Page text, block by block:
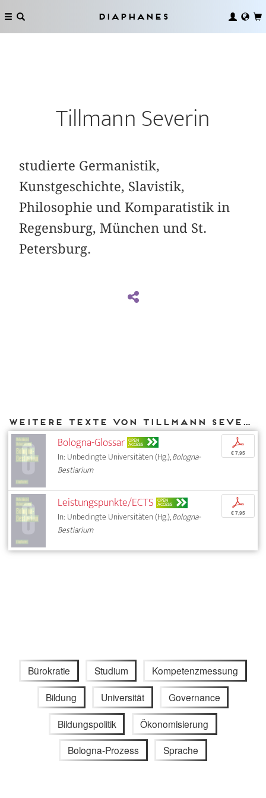
Diaphanes
Tillmann Severin
studierte Germanistik,
Kunstgeschichte, Slavistik,
Philosophie und Komparatistik in
Regensburg, München und St.
Petersburg.
Weitere Texte von Tillmann Severin bei DIAPHANES
Bologna-Glossar OPEN
ACCESS
In: Unbedingte Universitäten (Hg.),Bologna-
Bestiarium
p
€ 7,95
Leistungspunkte/ECTS OPEN
ACCESS
In: Unbedingte Universitäten (Hg.),Bologna-
Bestiarium
p
€ 7,95
Bürokratie Studium Kompetenzmessung
Bildung Universität Governance
Bildungspolitik Ökonomisierung
Bologna-Prozess Sprache